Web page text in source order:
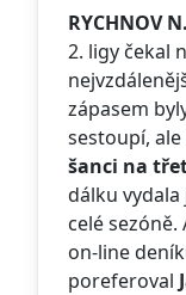
RYCHNOV
2. ligy čekal
zápasem
sestoupí, ale
šanci na
dálku vydala
celé sezóně.
on-line
poreferoval